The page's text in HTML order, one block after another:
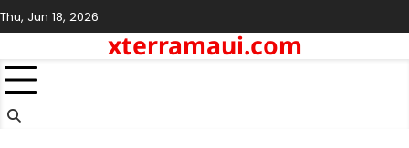
Skip
to
Thu, Jun 18, 2026
xterramaui.com